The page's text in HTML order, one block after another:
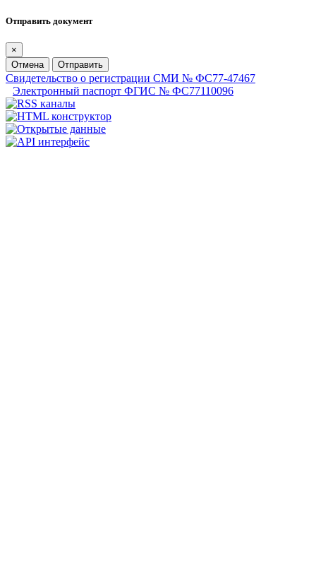
Отправить документ
×
Отмена
Отправить
Свидетельство о регистрации СМИ № ФС77-47467
Электронный паспорт ФГИС № ФС77110096